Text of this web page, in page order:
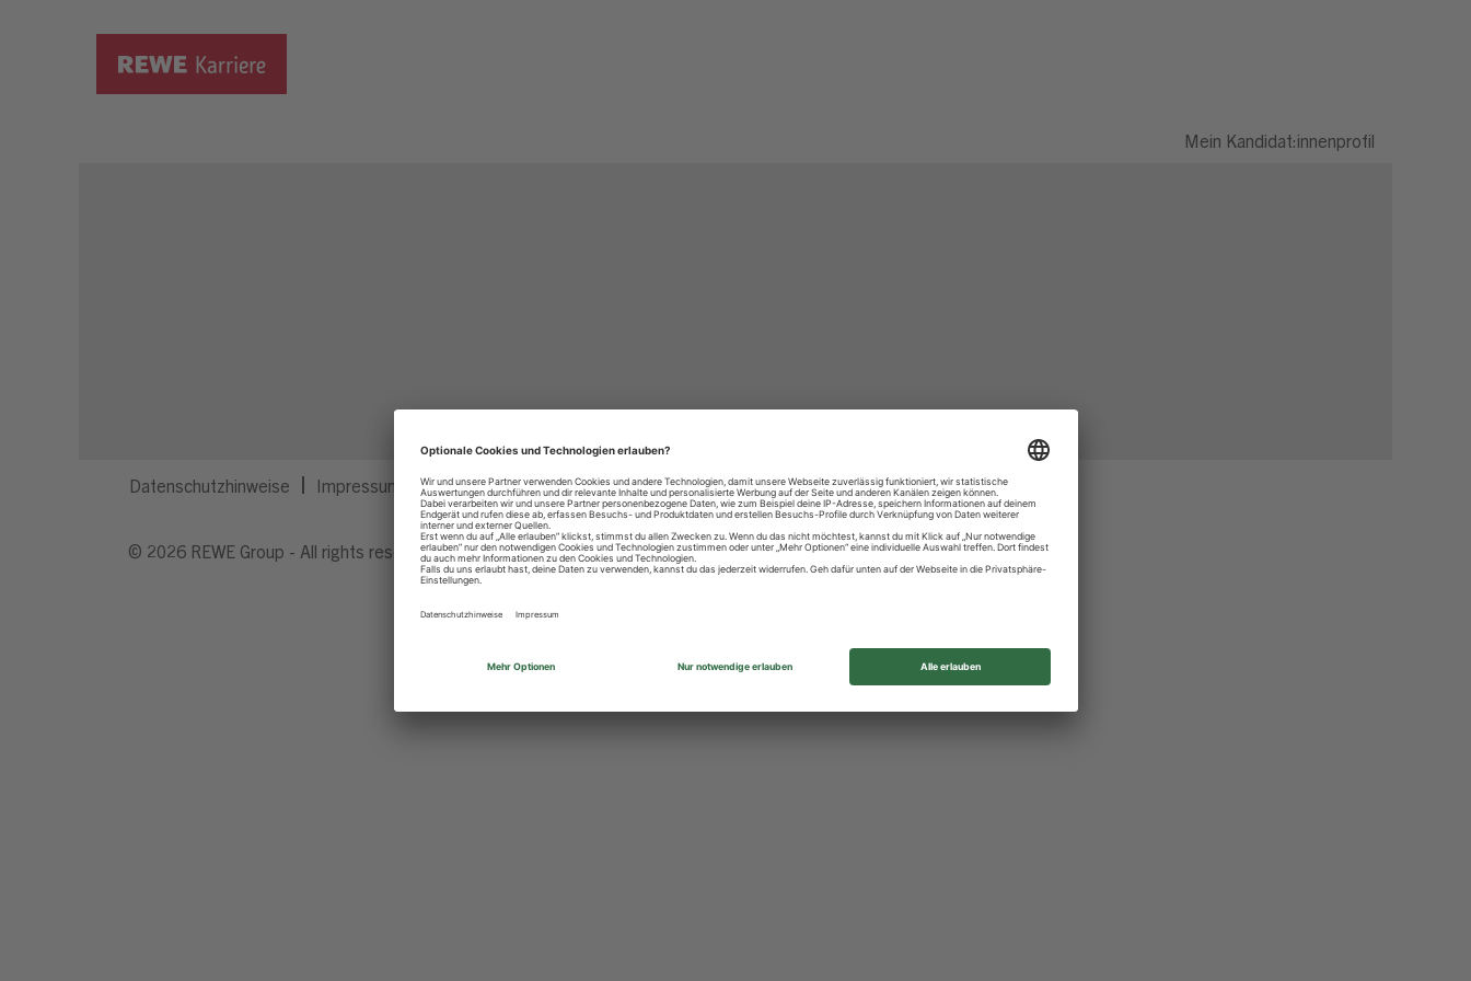
Mein Kandidat:innenprofil
Datenschutzhinweise Impressum Privatsphäre-Einstellungen
© 2026 REWE Group - All rights reserved